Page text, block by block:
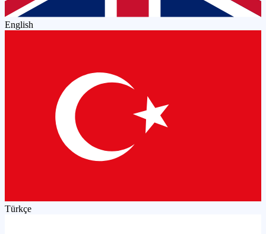
English
Türkçe